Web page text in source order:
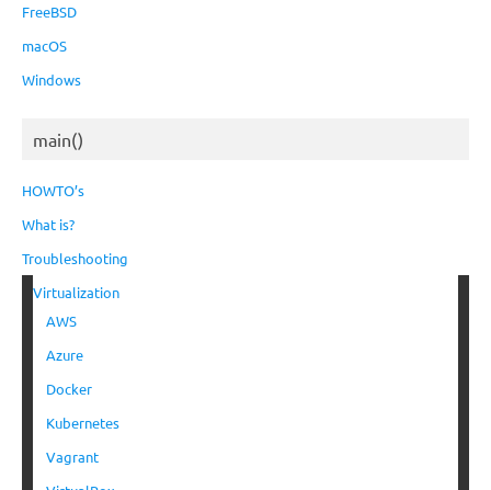
FreeBSD
macOS
Windows
main()
HOWTO’s
What is?
Troubleshooting
Virtualization
AWS
Azure
Docker
Kubernetes
Vagrant